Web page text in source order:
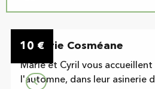
Sur place
10 €
Asinerie Cosméane
Marie et Cyril vous
l'automne, dans leur asinerie